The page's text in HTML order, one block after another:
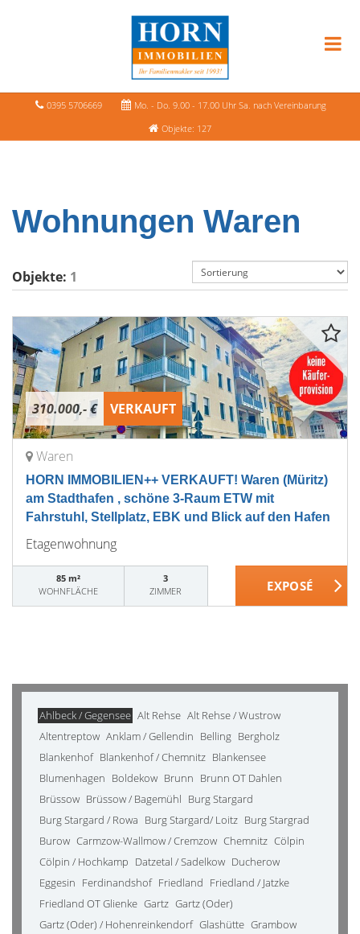
0395 5706669
Mo. - Do. 9.00 - 17.00 Uhr Sa. nach Vereinbarung
Objekte: 127
Wohnungen Waren
Objekte: 1
310.000,- € VERKAUFT
Waren
HORN IMMOBILIEN++ VERKAUFT! Waren (Müritz)
am Stadthafen , schöne 3-Raum ETW mit
Fahrstuhl, Stellplatz, EBK und Blick auf den Hafen
Etagenwohnung
85 m²
WOHNFLÄCHE
3
ZIMMER
Ahlbeck / Gegensee Alt Rehse Alt Rehse / Wustrow
Altentreptow Anklam / Gellendin Belling Bergholz
Blankenhof Blankenhof / Chemnitz Blankensee
Blumenhagen Boldekow Brunn Brunn OT Dahlen
Brüssow Brüssow / Bagemühl Burg Stargard
Burg Stargard / Rowa Burg Stargard/ Loitz Burg Stargrad
Burow Carmzow-Wallmow / Cremzow Chemnitz Cölpin
Cölpin / Hochkamp Datzetal / Sadelkow Ducherow
Eggesin Ferdinandshof Friedland Friedland / Jatzke
Friedland OT Glienke Gartz Gartz (Oder)
Gartz (Oder) / Hohenreinkendorf Glashütte Grambow